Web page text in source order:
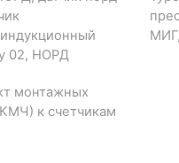
02, НОРД
монтажных
к счетчикам